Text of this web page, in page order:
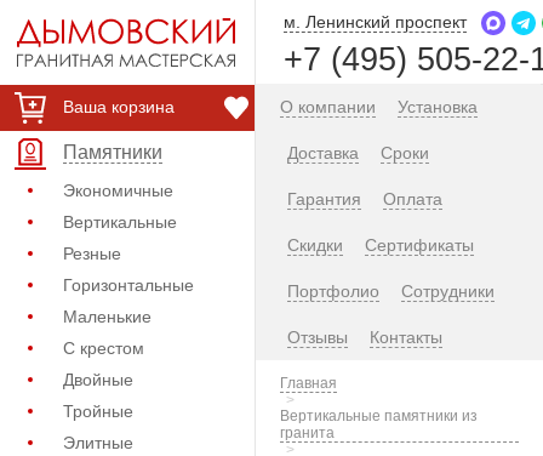
Ваша корзина
Памятники
Экономичные
Вертикальные
Резные
Горизонтальные
Маленькие
С крестом
Двойные
Тройные
Элитные
м. Ленинский проспект
+7 (495) 505-22-
О компании Установка
Доставка Сроки
Гарантия Оплата
Скидки Сертификаты
Портфолио Сотрудники
Отзывы Контакты
Главная
Вертикальные памятники из
гранита